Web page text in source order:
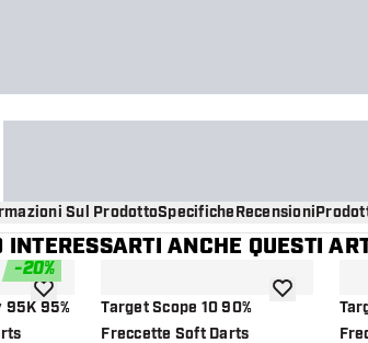
Sul ProdottoSpecificheRecensioni
INTERESSARTI ANCHE QUESTI
-20%
95K 95%
aggiungi alla lista dei desideri
Target Scope 10 90%
Freccette Soft Darts
aggiungi alla